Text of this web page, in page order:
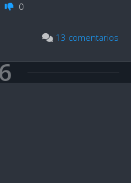
0
13 comentarios